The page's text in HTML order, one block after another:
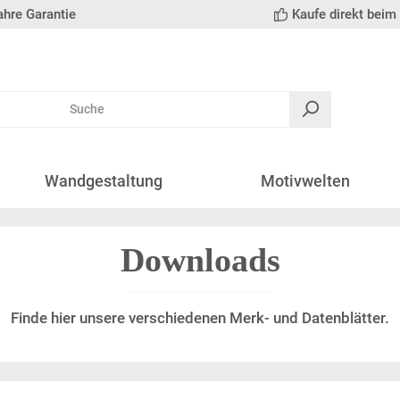
Garantie Kaufe direkt
Wandgestaltung Motivwelten
Downloads
Finde hier unsere verschiedenen Merk- und Datenblätter.